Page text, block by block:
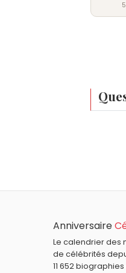
Brian
Anniversaire
Le calendrier des
de célébrités
11 652